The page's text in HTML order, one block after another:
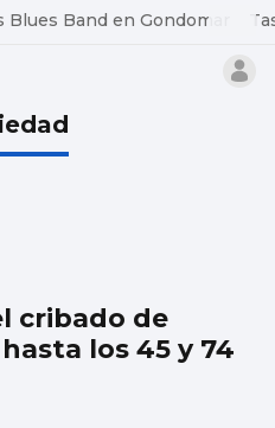
Band en Gondomar
cribado de
los 45 y 74